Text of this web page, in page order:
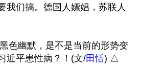
我们搞。德国人嫖娼，苏联人
色幽默，是不是当前的形势变
近平患性病？！(文/田恬) △